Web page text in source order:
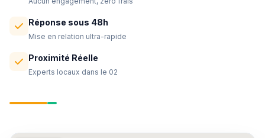
Réponse sous 48h
Mise en relation ultra-rapide
Proximité Réelle
Experts locaux dans le 02